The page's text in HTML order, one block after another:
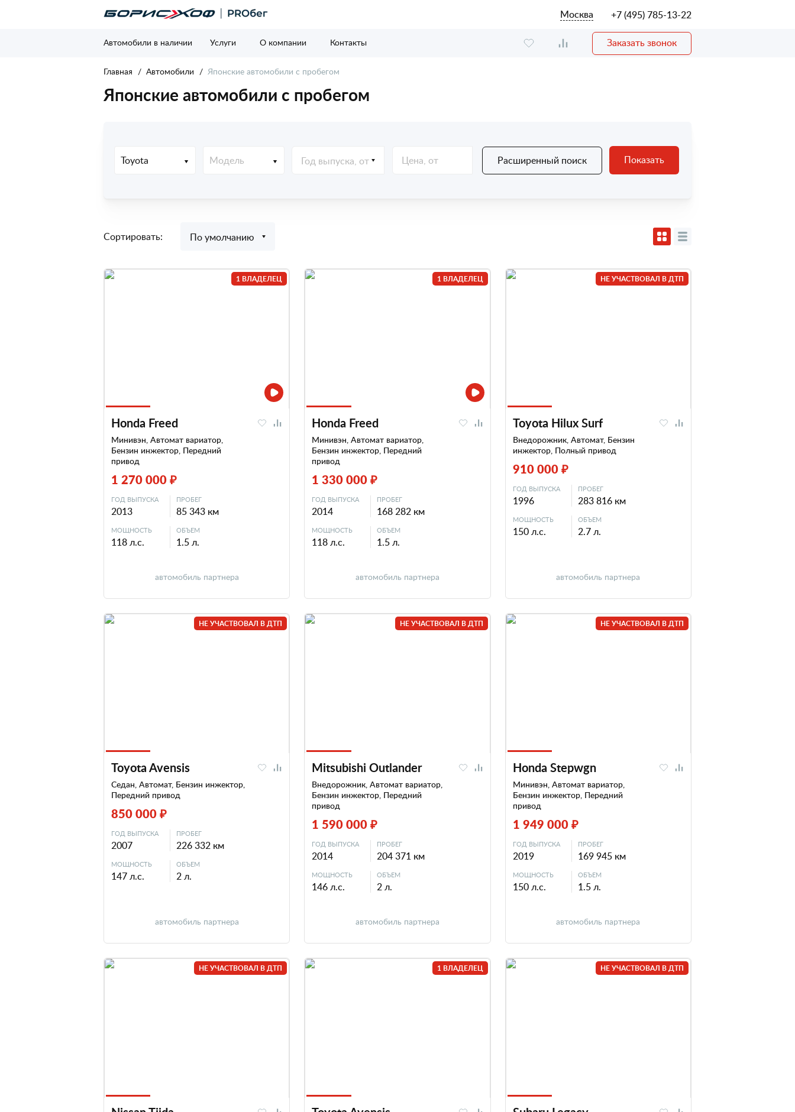
Москва +7 (495) 785-13-22
Автомобили в наличии Услуги О компании Контакты Заказать звонок
Главная Автомобили Японские автомобили с пробегом
Японские автомобили с пробегом
Toyota Модель Год выпуска, от Расширенный поиск Показать
Сортировать: По умолчанию
1 ВЛАДЕЛЕЦ
Honda Freed
Минивэн, Автомат вариатор,
Бензин инжектор, Передний
привод
1 270 000 ₽
ГОД ВЫПУСКА
2013
ПРОБЕГ
85 343 км
МОЩНОСТЬ
118 л.с.
ОБЪЕМ
1.5 л.
автомобиль партнера
1 ВЛАДЕЛЕЦ
Honda Freed
Минивэн, Автомат вариатор,
Бензин инжектор, Передний
привод
1 330 000 ₽
ГОД ВЫПУСКА
2014
ПРОБЕГ
168 282 км
МОЩНОСТЬ
118 л.с.
ОБЪЕМ
1.5 л.
автомобиль партнера
НЕ УЧАСТВОВАЛ В ДТП
Toyota Hilux Surf
Внедорожник, Автомат, Бензин
инжектор, Полный привод
910 000 ₽
ГОД ВЫПУСКА
1996
ПРОБЕГ
283 816 км
МОЩНОСТЬ
150 л.с.
ОБЪЕМ
2.7 л.
автомобиль партнера
НЕ УЧАСТВОВАЛ В ДТП
Toyota Avensis
Седан, Автомат, Бензин инжектор,
Передний привод
850 000 ₽
ГОД ВЫПУСКА
2007
ПРОБЕГ
226 332 км
МОЩНОСТЬ
147 л.с.
ОБЪЕМ
2 л.
автомобиль партнера
НЕ УЧАСТВОВАЛ В ДТП
Mitsubishi Outlander
Внедорожник, Автомат вариатор,
Бензин инжектор, Передний
привод
1 590 000 ₽
ГОД ВЫПУСКА
2014
ПРОБЕГ
204 371 км
МОЩНОСТЬ
146 л.с.
ОБЪЕМ
2 л.
автомобиль партнера
НЕ УЧАСТВОВАЛ В ДТП
Honda Stepwgn
Минивэн, Автомат вариатор,
Бензин инжектор, Передний
привод
1 949 000 ₽
ГОД ВЫПУСКА
2019
ПРОБЕГ
169 945 км
МОЩНОСТЬ
150 л.с.
ОБЪЕМ
1.5 л.
автомобиль партнера
НЕ УЧАСТВОВАЛ В ДТП 1 ВЛАДЕЛЕЦ НЕ УЧАСТВОВАЛ В ДТП